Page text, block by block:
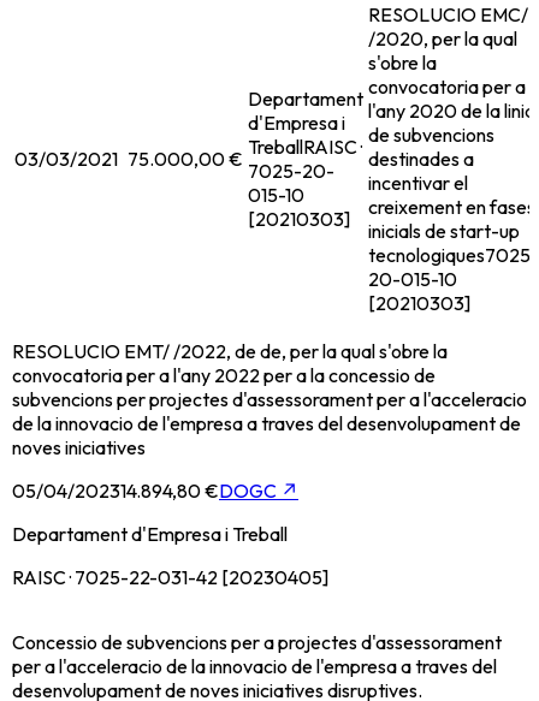
03/03/2021 75.000,00 €
Departament
d'Empresa i
TreballRAISC ·
7025-20-
015-10
[20210303]
RESOLUCIO EMC/
/2020, per la qual
s'obre la
convocatoria per a
l'any 2020 de la linia
de subvencions
destinades a
incentivar el
creixement en fases
inicials de start-up
tecnologiques7025-
20-015-10
[20210303]
RESOLUCIO EMT/ /2022, de de, per la qual s'obre la
convocatoria per a l'any 2022 per a la concessio de
subvencions per projectes d'assessorament per a l'acceleracio
de la innovacio de l'empresa a traves del desenvolupament de
noves iniciatives
05/04/202314.894,80 €DOGC ↗
Departament d'Empresa i Treball
RAISC · 7025-22-031-42 [20230405]
Concessio de subvencions per a projectes d'assessorament
per a l'acceleracio de la innovacio de l'empresa a traves del
desenvolupament de noves iniciatives disruptives.